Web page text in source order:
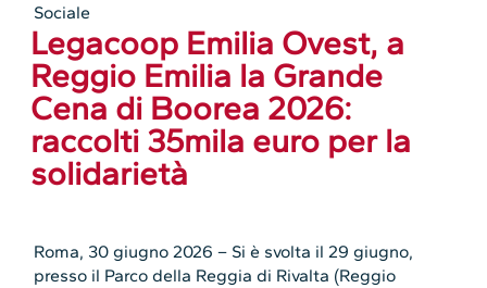
Sociale
Legacoop Emilia Ovest, a
Reggio Emilia la Grande
Cena di Boorea 2026:
raccolti 35mila euro per la
solidarietà
Roma, 30 giugno 2026 – Si è svolta il 29 giugno,
presso il Parco della Reggia di Rivalta (Reggio